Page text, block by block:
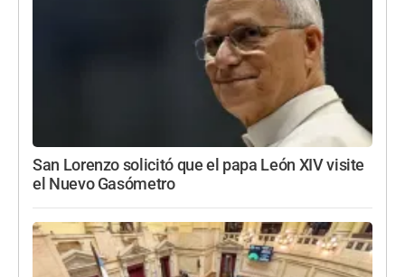
San Lorenzo solicitó que el papa León XIV visite
el Nuevo Gasómetro